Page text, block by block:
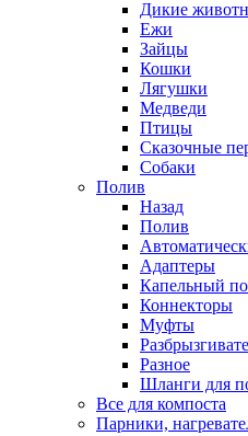
Дикие
Ежи
Зайцы
Кошки
Лягушки
Медведи
Птицы
Сказочные
Собаки
Полив
Назад
Полив
Адаптеры
Капельный
Коннекторы
Муфты
Разное
Шланги для
Все для компоста
Парники,